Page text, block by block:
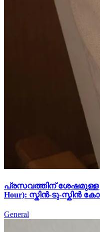
പ്രസവത്തിന് ശേഷമുള്ള
Hour): സ്കിൻ-ടു-സ്കിൻ
General